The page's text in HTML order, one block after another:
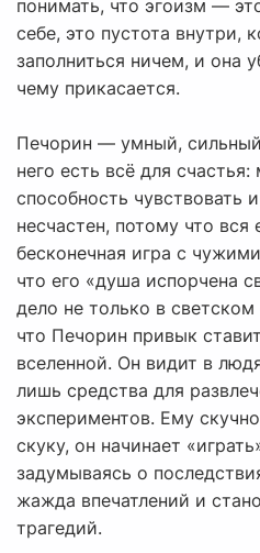
понимать, что эгоизм —
себе, это пустота внутри,
заполниться ничем, и она
чему прикасается.
Печорин — умный,
него есть всё для
способность чувствовать
несчастен, потому что
бесконечная игра с
что его «душа испорчена
дело не только в
что Печорин привык
вселенной. Он видит в
лишь средства для
экспериментов. Ему
скуку, он начинает
задумываясь о
жажда впечатлений и
трагедий.